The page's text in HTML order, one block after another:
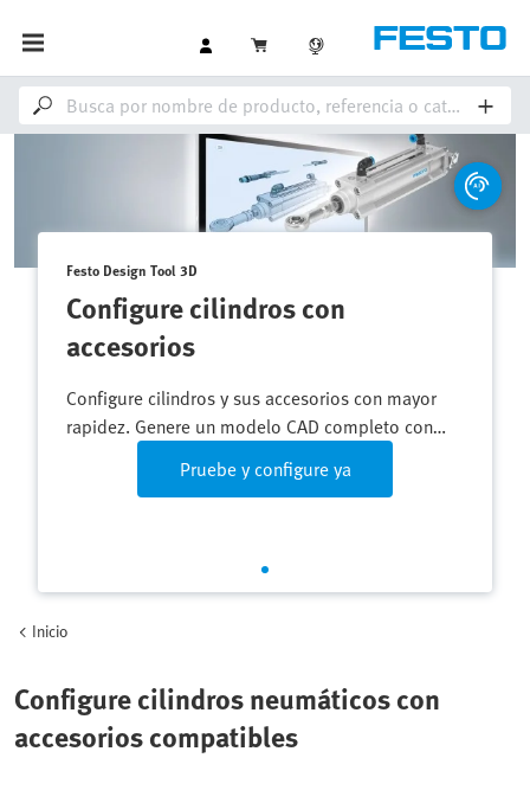
Festo Design Tool 3D
Configure cilindros con
accesorios
Configure cilindros y sus accesorios con mayor
rapidez. Genere un modelo CAD completo con
una sola referencia.Pruebe y configure ya
Inicio
Configure cilindros neumáticos con
accesorios compatibles